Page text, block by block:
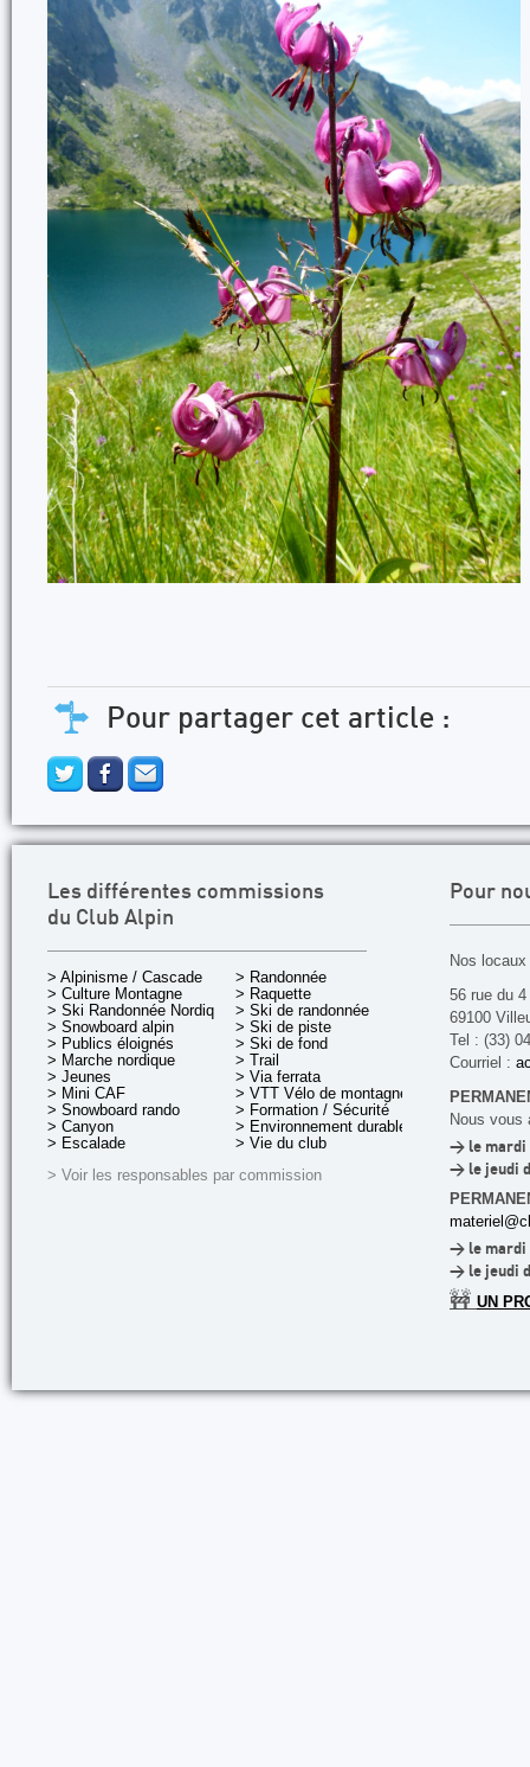
Pour partager cet article :
Les différentes commissions
du Club Alpin
> Alpinisme / Cascade
> Culture Montagne
> Ski Randonnée Nordique
> Snowboard alpin
> Publics éloignés
> Marche nordique
> Jeunes
> Mini CAF
> Snowboard rando
> Canyon
> Escalade
> Randonnée
> Raquette
> Ski de randonnée
> Ski de piste
> Ski de fond
> Trail
> Via ferrata
> VTT Vélo de montagne
> Formation / Sécurité
> Environnement durable
> Vie du club
> Voir les responsables par commission
Pour
Nos
56 rue du
69100
Tel : (33)
Courriel :
Nous vous
> le mardi
> le jeudi
> le mardi
> le jeudi
🚧 UN